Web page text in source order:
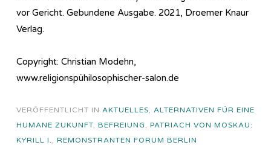
vor Gericht. Gebundene Ausgabe. 2021, Droemer Knaur
Verlag.
Copyright: Christian Modehn,
www.religionspühilosophischer-salon.de
VERÖFFENTLICHT IN AKTUELLES, ALTERNATIVEN FÜR EINE
HUMANE ZUKUNFT, BEFREIUNG, PATRIACH VON MOSKAU:
KYRILL I., REMONSTRANTEN FORUM BERLIN